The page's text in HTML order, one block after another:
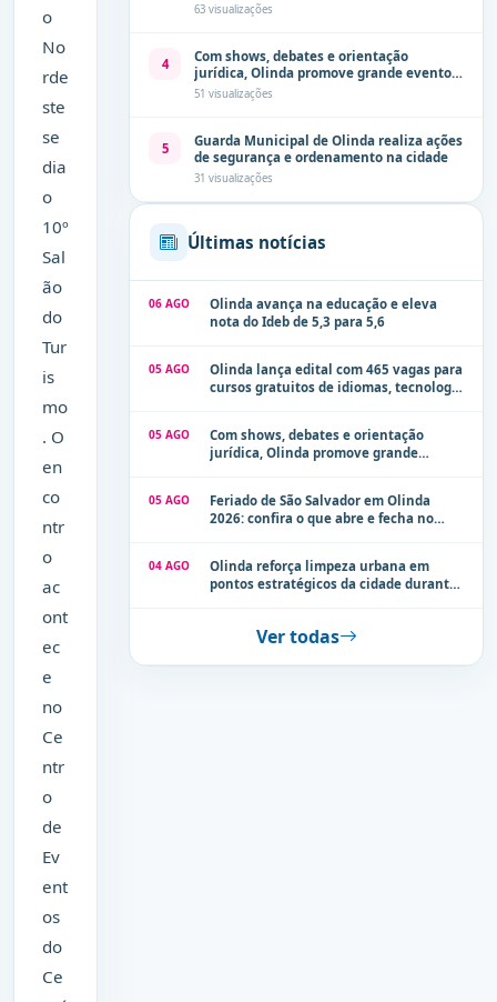
o
No
rde
ste
se
dia
o
10º
Sal
ão
do
Tur
is
mo
. O
en
co
ntr
o
ac
ont
ec
e
no
Ce
ntr
o
de
Ev
ent
os
do
Ce
63 visualizações
4
Com shows, debates e orientação
jurídica, Olinda promove grande evento
de combate à violência contra a mulher
neste sábado (8)
51 visualizações
5
Guarda Municipal de Olinda realiza ações
de segurança e ordenamento na cidade
31 visualizações
Últimas notícias
06 AGO
Olinda avança na educação e eleva
nota do Ideb de 5,3 para 5,6
05 AGO
Olinda lança edital com 465 vagas para
cursos gratuitos de idiomas, tecnologia
05 AGO
Com shows, debates e orientação
jurídica, Olinda promove grande
05 AGO
Feriado de São Salvador em Olinda
2026: confira o que abre e fecha no
04 AGO
Olinda reforça limpeza urbana em
pontos estratégicos da cidade durante
Ver todas